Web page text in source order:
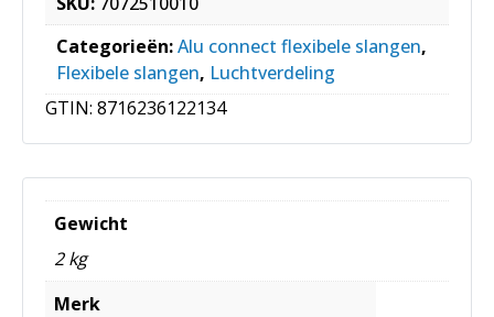
Categorieën:Alu connect flexibele slangen,
Flexibele slangen, Luchtverdeling
GTIN: 8716236122134
Gewicht
2 kg
Merk